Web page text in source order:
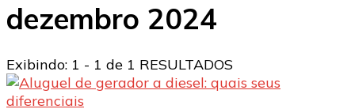
dezembro 2024
Exibindo: 1 - 1 de 1 RESULTADOS